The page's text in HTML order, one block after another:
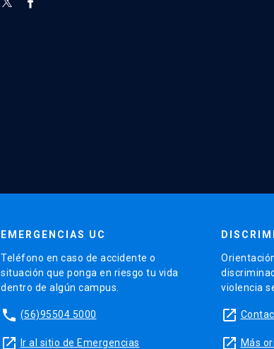
EMERGENCIAS UC
Teléfono en caso de accidente o
situación que ponga en riesgo tu vida
dentro de algún campus.
phone (56)95504 5000
launch Ir al sitio de Emergencias
violencia
launch
launch Más